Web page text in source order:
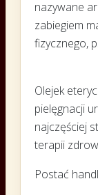
nazywane
zabiegiem
fizycznego,
Olejek
pielęgnacji
najczęściej
terapii
Postać